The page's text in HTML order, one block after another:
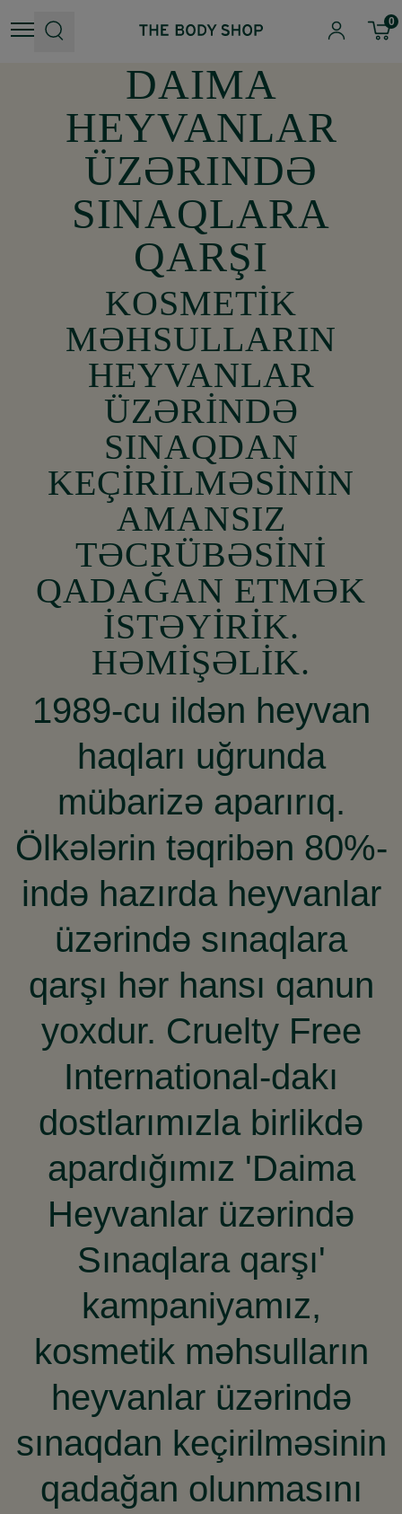
0
DAIMA
HEYVANLAR
ÜZƏRINDƏ
SINAQLARA
QARŞI
KOSMETİK
MƏHSULLARIN
HEYVANLAR
ÜZƏRİNDƏ
SINAQDAN
KEÇİRİLMƏSİNİN
AMANSIZ
TƏCRÜBƏSİNİ
QADAĞAN ETMƏK
İSTƏYİRİK.
HƏMİŞƏLİK.
1989-cu ildən heyvan
haqları uğrunda
mübarizə aparırıq.
Ölkələrin təqribən 80%-
ində hazırda heyvanlar
üzərində sınaqlara
qarşı hər hansı qanun
yoxdur. Cruelty Free
International-dakı
dostlarımızla birlikdə
apardığımız 'Daima
Heyvanlar üzərində
Sınaqlara qarşı'
kampaniyamız,
kosmetik məhsulların
heyvanlar üzərində
sınaqdan keçirilməsinin
qadağan olunmasını